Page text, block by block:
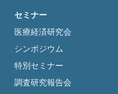
セミナー
医療経済研究会
シンポジウム
特別セミナー
調査研究報告会